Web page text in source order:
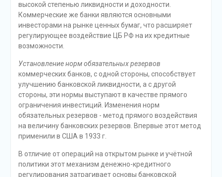
высокой степенью ликвидности и доходности.
Коммерческие же банки являются основными
инвесторами на рынке ценных бумаг, что расширяет
регулирующее воздействие ЦБ РФ на их кредитные
возможности.
Установление норм обязательных резервов
коммерческих банков, с одной стороны, способствует
улучшению банковской ликвидности, а с другой
стороны, эти нормы выступают в качестве прямого
ограничения инвестиций. Изменения норм
обязательных резервов - метод прямого воздействия
на величину банковских резервов. Впервые этот метод
применили в США в 1933 г.
В отличие от операций на открытом рынке и учётной
политики этот механизм денежно-кредитного
регулирования затрагивает основы банковской